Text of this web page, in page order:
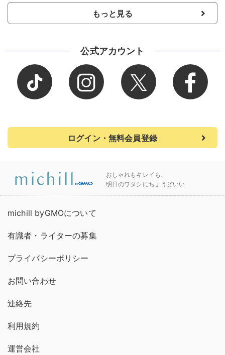
もっと見る
公式アカウント
ログイン・無料会員登録
おしゃれもキレイも、
明日のワタシにちょうどいい
michill byGMOについて
有識者・ライターの募集
プライバシーポリシー
お問い合わせ
連絡先
利用規約
運営会社